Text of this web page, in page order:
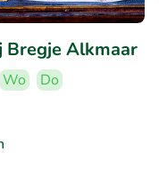
Bregje Alkmaar
Wo
Do